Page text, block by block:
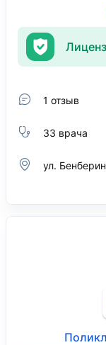
1 отзыв
33 врача
ул.